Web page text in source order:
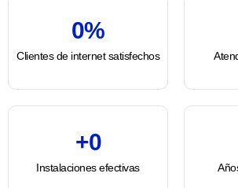
Clientes de internet satisfechos
0%
Instalaciones efectivas
+0